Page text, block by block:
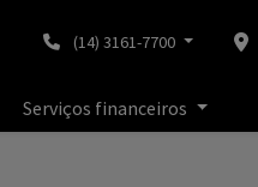
(14) 3161-7700
Serviços financeiros